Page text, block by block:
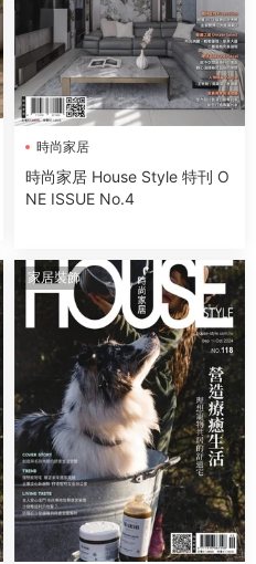
時尚家居
時尚家居 House Style 特刊 O
NE ISSUE No.4
家居裝飾